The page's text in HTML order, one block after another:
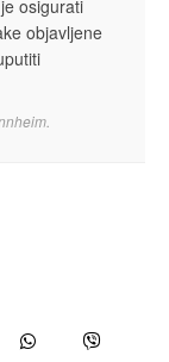
osigurati
objavljene